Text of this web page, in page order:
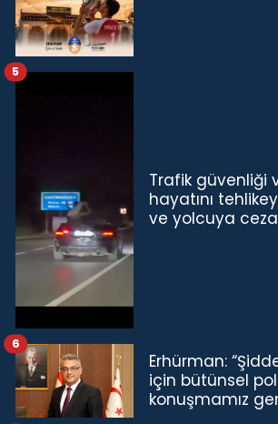
Trafik güvenliği
hayatını
ve yolcuya
5
Erhürman:
için bütünsel
konuşmamız
6